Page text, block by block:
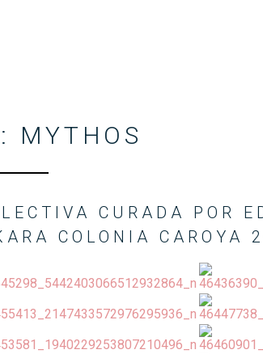
MYTHOS
CURADA POR
COLONIA CAROYA